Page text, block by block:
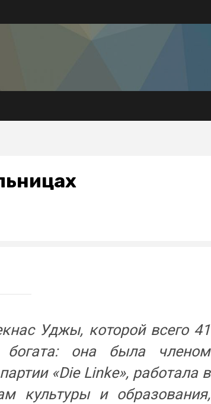
Уджы, которой всего 41
богата: она была членом
«Die Linke», работала в
культуры и образования,